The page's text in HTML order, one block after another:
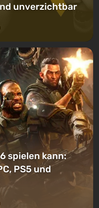
unverzichtbar
spielen kann:
PS5 und